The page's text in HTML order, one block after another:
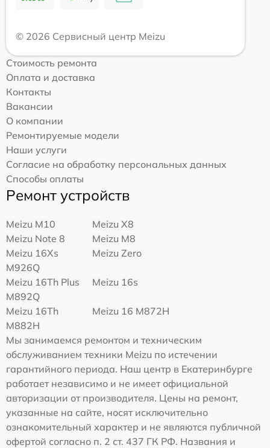
© 2026 Сервисный центр Meizu
Стоимость ремонта
Оплата и доставка
Контакты
Вакансии
О компании
Ремонтируемые модели
Наши услуги
Согласие на обработку персональных данных
Способы оплаты
Ремонт устройств
Meizu M10
Meizu X8
Meizu Note 8
Meizu M8
Meizu 16Xs
M926Q
Meizu Zero
Meizu 16Th Plus
M892Q
Meizu 16s
Meizu 16Th
M882H
Meizu 16 M872H
Мы занимаемся ремонтом и техническим
обслуживанием техники Meizu по истечении
гарантийного периода. Наш центр в Екатеринбурге
работает независимо и не имеет официальной
авторизации от производителя. Цены на ремонт,
указанные на сайте, носят исключительно
ознакомительный характер и не являются публичной
офертой согласно п. 2 ст. 437 ГК РФ. Названия и